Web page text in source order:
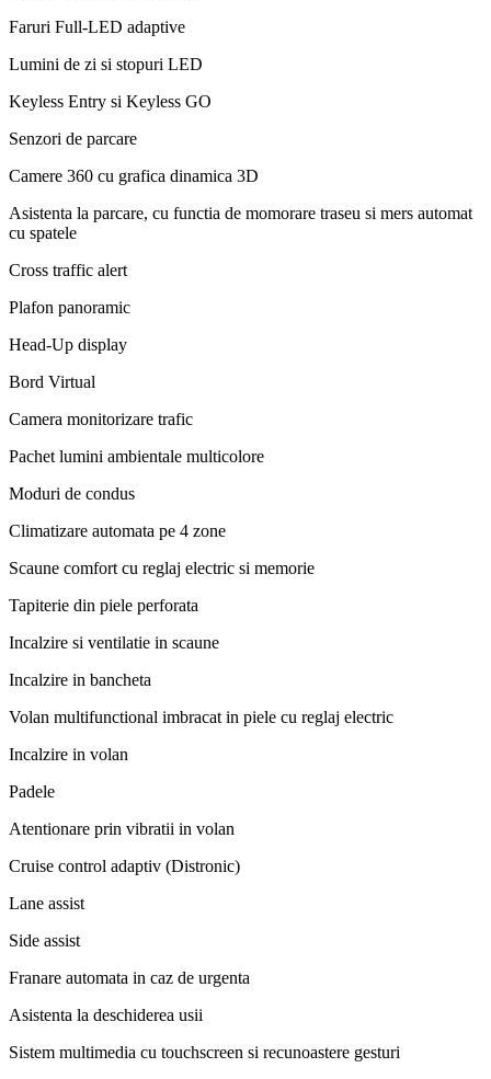
Faruri Full-LED adaptive
Lumini de zi si stopuri LED
Keyless Entry si Keyless GO
Senzori de parcare
Camere 360 cu grafica dinamica 3D
Asistenta la parcare, cu functia de momorare traseu si mers automat
cu spatele
Cross traffic alert
Plafon panoramic
Head-Up display
Bord Virtual
Camera monitorizare trafic
Pachet lumini ambientale multicolore
Moduri de condus
Climatizare automata pe 4 zone
Scaune comfort cu reglaj electric si memorie
Tapiterie din piele perforata
Incalzire si ventilatie in scaune
Incalzire in bancheta
Volan multifunctional imbracat in piele cu reglaj electric
Incalzire in volan
Padele
Atentionare prin vibratii in volan
Cruise control adaptiv (Distronic)
Lane assist
Side assist
Franare automata in caz de urgenta
Asistenta la deschiderea usii
Sistem multimedia cu touchscreen si recunoastere gesturi